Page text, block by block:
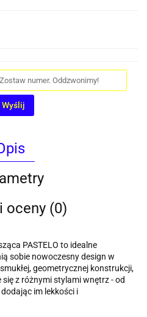
Wyślij
oceny (0)
PASTELO to idealne
sobie nowoczesny design w
geometrycznej konstrukcji,
z różnymi stylami wnętrz - od
im lekkości i